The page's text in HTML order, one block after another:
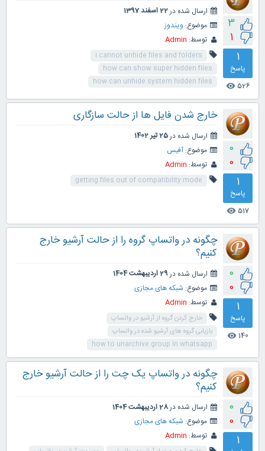
3
1
1
پاسخ
526
visibility
ارسال شده در22 اسفند 1397
موضوع: ویندوز
توسط: Admin
i cannot unhide files and folders
how can show super hidden files
how can unhide system hidden files
0
0
1
پاسخ
517
visibility
خارج شدن فایل ها از حالت سازگاری
ارسال شده در25 تیر 1402
موضوع: آفیس
توسط: Admin
getting files out of compatibility mode
0
0
1
پاسخ
140
visibility
چگونه در واتساپ گروه را از حالت آرشیو خارج
کنیم؟
ارسال شده در29 اردیبهشت 1404
موضوع: شبکه های مجازی
توسط: Admin
خارج کردن گروه از آرشیو در واتساپ
بازیابی گروه های آرشیو شده در واتساپ
how to unarchive group in whatsapp
0
0
1
چگونه در واتساپ یک چت را از حالت آرشیو خارج
کنیم؟
ارسال شده در28 اردیبهشت 1404
موضوع: شبکه های مجازی
توسط: Admin